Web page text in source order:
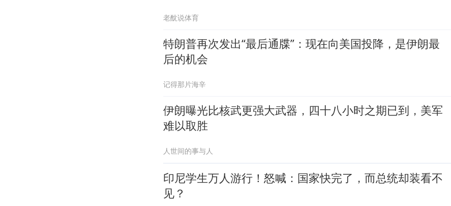
老酖说体育
特朗普再次发出“最后通牒”：现在向美国投降，是伊朗最
后的机会
记得那片海辛
伊朗曝光比核武更强大武器，四十八小时之期已到，美军
难以取胜
人世间的事与人
印尼学生万人游行！怒喊：国家快完了，而总统却装看不
见？